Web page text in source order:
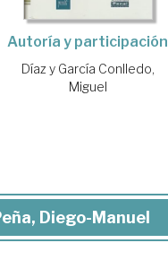
Autoría y participación
Díaz y García Conlledo,
Miguel
Diego-Manuel